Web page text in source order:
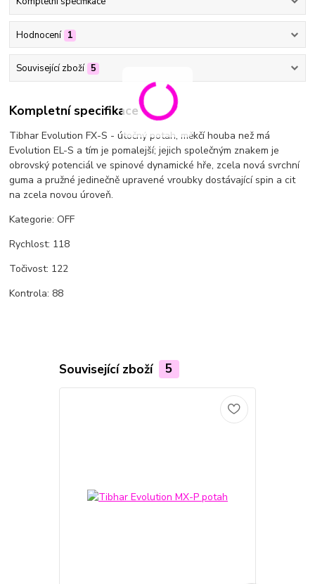
Hodnocení 1
Související zboží 5
Kompletní specifikace
Tibhar Evolution FX-S - útočný potah, měkčí houba než má
Evolution EL-S a tím je pomalejší; jejich společným znakem je
obrovský potenciál ve spinové dynamické hře, zcela nová svrchní
guma a pružné jedinečně upravené vroubky dostávající spin a cit
na zcela novou úroveň.
Kategorie: OFF
Rychlost: 118
Točivost: 122
Kontrola: 88
Související zboží 5